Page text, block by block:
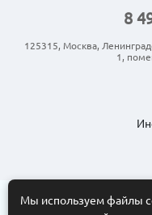
8
125315, Москва,
1,
Мы используем файлы